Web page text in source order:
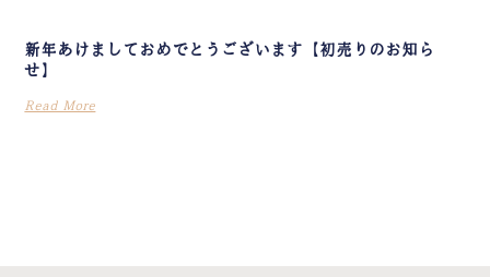
新年あけましておめでとうございます【初売りのお知ら
せ】
Read More